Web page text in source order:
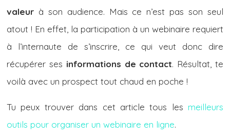
valeur à son audience. Mais ce n’est pas son seul
atout ! En effet, la participation à un webinaire requiert
à l’internaute de s’inscrire, ce qui veut donc dire
récupérer ses informations de contact. Résultat, te
voilà avec un prospect tout chaud en poche !
Tu peux trouver dans cet article tous les meilleurs
outils pour organiser un webinaire en ligne.